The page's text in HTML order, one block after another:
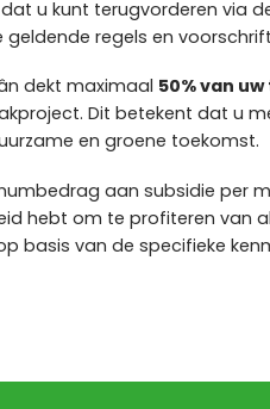
u kunt terugvorderen via
geldende regels en
dekt maximaal 50% van
Dit betekent dat u
en groene toekomst.
aan subsidie per
hebt om te profiteren van
basis van de specifieke